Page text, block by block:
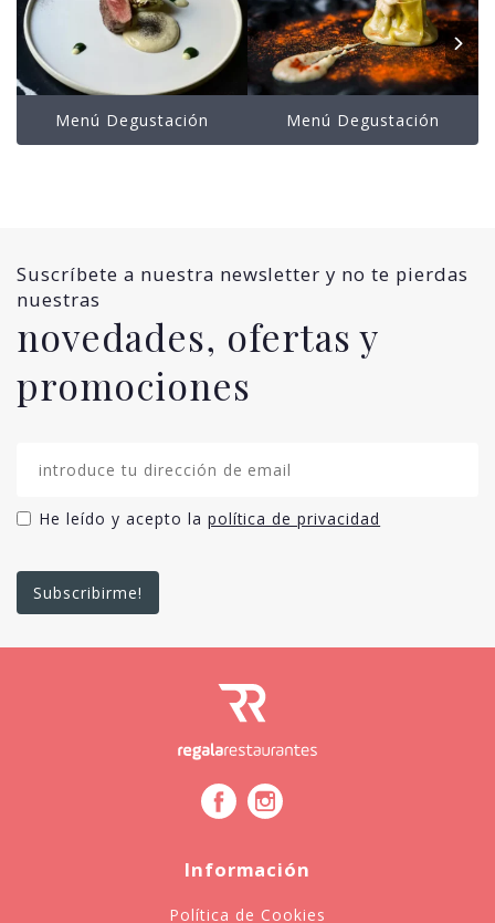
Menú Degustación Menú Degustación
Suscríbete a nuestra newsletter y no te pierdas
nuestras
novedades, ofertas y
promociones
He leído y acepto la política de privacidad
Información
Política de Cookies